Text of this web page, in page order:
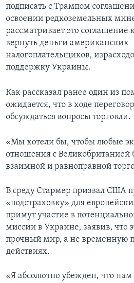
подписать с Трампом
освоении редкоземельных
рассматривает это соглашение
вернуть деньги американских
налогоплательщиков,
поддержку Украины.
Как рассказал ранее один из
ожидается, что в ходе
обсуждаться вопросы торговли.
«Мы хотели бы, чтобы любые
отношения с Великобританией
взаимной и равноправной
В среду Стармер призвал США
«подстраховку» для
примут участие в
миссии в Украине, заявив, что
прочный мир, а не временную
действиях.
«Я абсолютно убежден, что